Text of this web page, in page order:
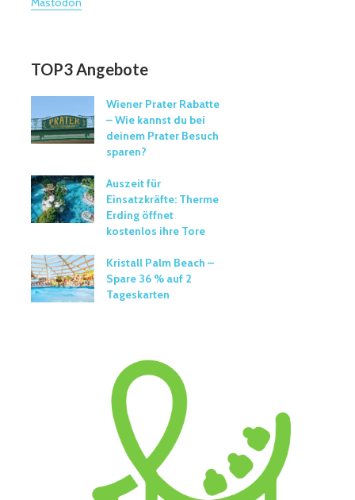
TOP3 Angebote
Wiener Prater Rabatte
– Wie kannst du bei
deinem Prater Besuch
sparen?
Auszeit für
Einsatzkräfte: Therme
Erding öffnet
kostenlos ihre Tore
Kristall Palm Beach –
Spare 36 % auf 2
Tageskarten